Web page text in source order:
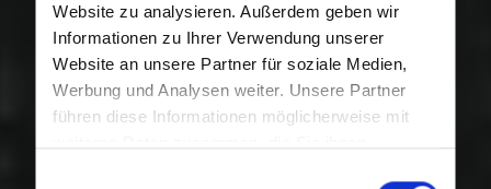
Website zu analysieren. Außerdem geben wir
Informationen zu Ihrer Verwendung unserer
Website an unsere Partner für soziale Medien,
Werbung und Analysen weiter. Unsere Partner
führen diese Informationen möglicherweise mit